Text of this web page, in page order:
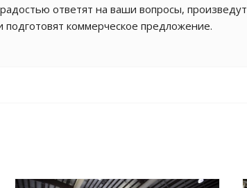
ответят на ваши вопросы, произведут
подготовят коммерческое предложение.